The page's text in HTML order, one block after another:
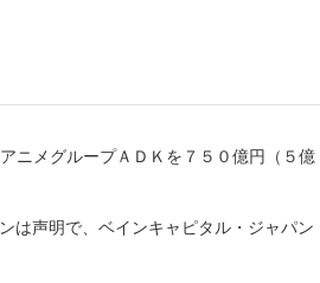
ニメグループＡＤＫを７５０億円（５億
は声明で、ベインキャピタル・ジャパン